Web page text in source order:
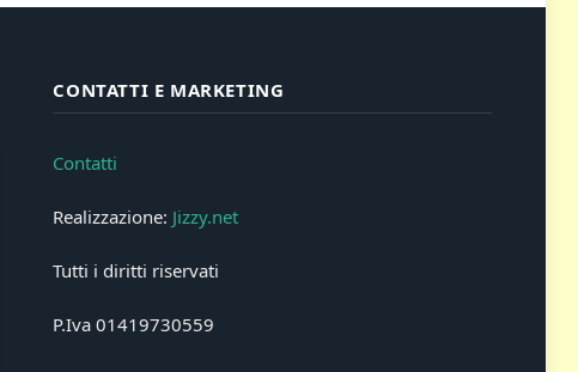
CONTATTI E MARKETING
Contatti
Realizzazione: Jizzy.net
Tutti i diritti riservati
P.Iva 01419730559